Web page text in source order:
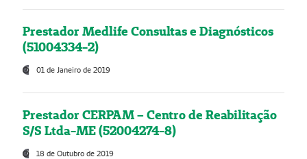
Prestador Medlife Consultas e Diagnósticos
(51004334-2)
01 de Janeiro de 2019
Prestador CERPAM – Centro de Reabilitação
S/S Ltda-ME (52004274-8)
18 de Outubro de 2019